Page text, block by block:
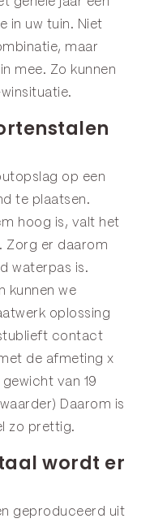
in uw tuin. Niet
maar
mee. Zo kunnen
op een
te plaatsen.
hoog is, valt het
Zorg er daarom
waterpas is.
kunnen we
oplossing
contact
de afmeting x
van 19
Daarom is
zo prettig.
wordt er
geproduceerd uit